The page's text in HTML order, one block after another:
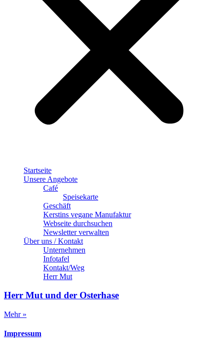
Startseite
Unsere Angebote
Café
Speisekarte
Geschäft
Kerstins vegane Manufaktur
Webseite durchsuchen
Newsletter verwalten
Über uns / Kontakt
Unternehmen
Infotafel
Kontakt/Weg
Herr Mut
Herr Mut und der Osterhase
Mehr »
Impressum